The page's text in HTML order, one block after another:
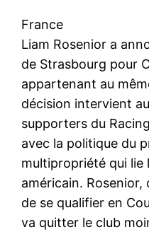
France
Liam Rosenior a
de Strasbourg pour
appartenant au
décision intervient
supporters du
avec la politique du
multipropriété qui lie
américain. Rosenior,
de se qualifier en
va quitter le club